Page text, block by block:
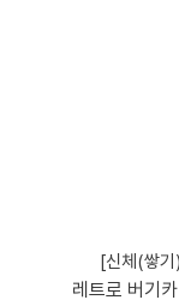
[신체(쌓
레트로 버기